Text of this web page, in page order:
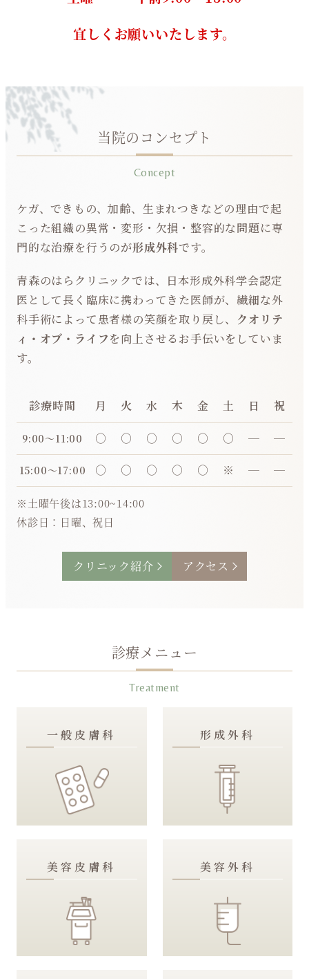
宜しくお願いいたします。
当院のコンセプト
Concept
ケガ、できもの、加齢、⽣まれつきなどの理由で起
こった組織の異常・変形・⽋損・整容的な問題に専
⾨的な治療を⾏うのが形成外科です。
⻘森のはらクリニックでは、⽇本形成外科学会認定
医として⻑く臨床に携わってきた医師が、繊細な外
科⼿術によって患者様の笑顔を取り戻し、 クオリテ
ィ・オブ・ライフを向上させるお⼿伝いをしていま
す。
診療時間 月 火 水 木 金 土 日 祝
9:00〜11:00 ○ ○ ○ ○ ○ ○ ― ―
15:00〜17:00 ○ ○ ○ ○ ○ ※ ― ―
※土曜午後は13:00~14:00
休診日：日曜、祝日
クリニック紹介 アクセス
診療メニュー
Treatment
一般皮膚科 形成外科
美容皮膚科 美容外科